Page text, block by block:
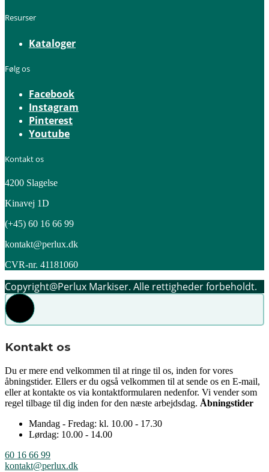
Resurser
Kataloger
Følg os
Facebook
Instagram
Pinterest
Youtube
Kontakt os
4200 Slagelse
Kinavej 1D
(+45) 60 16 66 99
kontakt@perlux.dk
CVR-nr. 41181060
Copyright@Perlux Markiser. Alle rettigheder forbeholdt.
Kontakt os
Du er mere end velkommen til at ringe til os, inden for vores
åbningstider. Ellers er du også velkommen til at sende os en E-mail,
eller at kontakte os via kontaktformularen nedenfor. Vi vender som
regel tilbage til dig inden for den næste arbejdsdag. Åbningstider
Mandag - Fredag: kl. 10.00 - 17.30
Lørdag: 10.00 - 14.00
60 16 66 99
kontakt@perlux.dk